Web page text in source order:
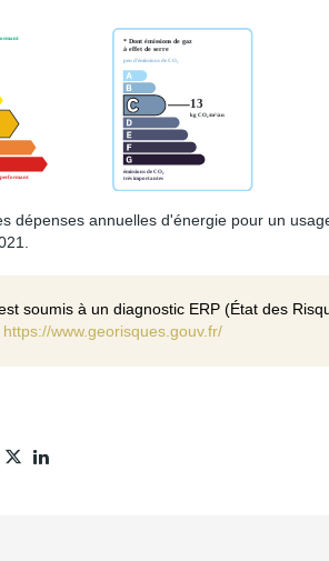
dépenses annuelles d'énergie pour un
soumis à un diagnostic ERP (État des
https://www.georisques.gouv.fr/